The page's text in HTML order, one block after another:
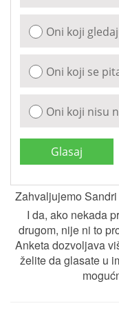
Oni koji
Oni koji se
Oni koji nisu
Zahvaljujemo
I da, ako nekada
drugom, nije ni to
Anketa dozvoljava
želite da glasate u